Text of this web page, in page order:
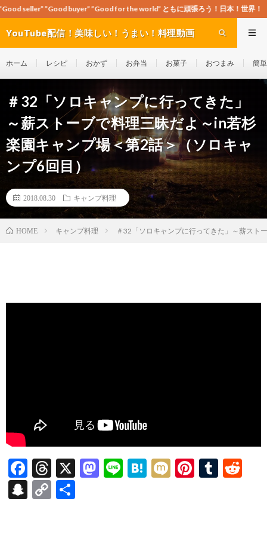
”Good for the world” ともに頑張ろう！日本！世界！
YouTube配信！美味しい！うまい！料理動画
ホーム レシピ おかず お弁当 お菓子 おつまみ 簡
＃32「ソロキャンプに行ってきた」
～薪ストーブで料理三昧だよ～in若杉
楽園キャンプ場＜第2話＞（ソロキャ
ンプ6回目）
2018.08.30 キャンプ料理
HOME キャンプ料理 ＃32「ソロキャンプに行ってきた」～薪スト
F
ac
e
T
hr
ea
X
M Li H M Pi T
S
C